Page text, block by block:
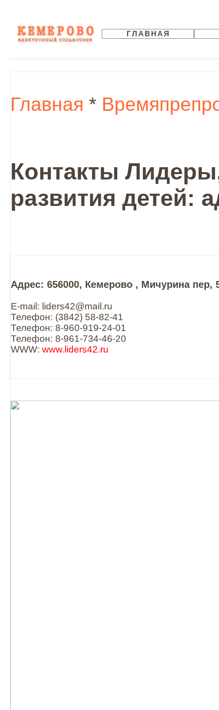
ГЛАВНАЯ
Главная *
Контакты
развития детей:
Адрес: 656000, Кемерово , Мичурина пер,
E-mail: liders42@mail.ru
Телефон: (3842) 58-82-41
Телефон: 8-960-919-24-01
Телефон: 8-961-734-46-20
WWW: www.liders42.ru